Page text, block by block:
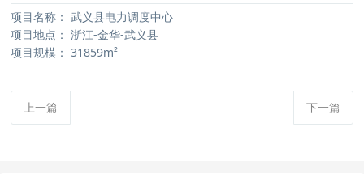
项目名称： 武义县电力调度中心
项目地点： 浙江-金华-武义县
项目规模： 31859m²
上一篇 下一篇